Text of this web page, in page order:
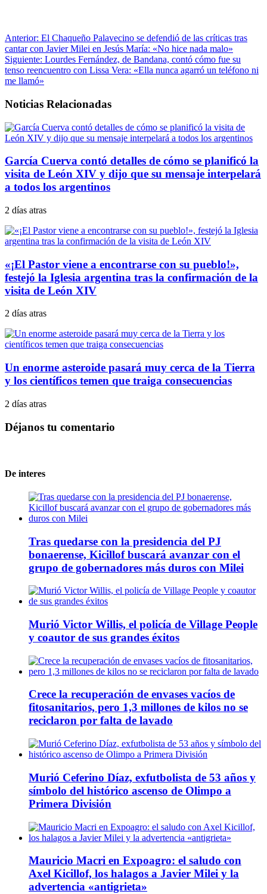
Anterior: El Chaqueño Palavecino se defendió de las críticas tras
cantar con Javier Milei en Jesús María: «No hice nada malo»
Siguiente: Lourdes Fernández, de Bandana, contó cómo fue su
tenso reencuentro con Lissa Vera: «Ella nunca agarró un teléfono ni
me llamó»
Noticias Relacionadas
García Cuerva contó detalles de cómo se planificó la
visita de León XIV y dijo que su mensaje interpelará
a todos los argentinos
2 días atras
«¡El Pastor viene a encontrarse con su pueblo!»,
festejó la Iglesia argentina tras la confirmación de la
visita de León XIV
2 días atras
Un enorme asteroide pasará muy cerca de la Tierra
y los científicos temen que traiga consecuencias
2 días atras
Déjanos tu comentario
De interes
Tras quedarse con la presidencia del PJ
bonaerense, Kicillof buscará avanzar con el
grupo de gobernadores más duros con Milei
Murió Victor Willis, el policía de Village People
y coautor de sus grandes éxitos
Crece la recuperación de envases vacíos de
fitosanitarios, pero 1,3 millones de kilos no se
reciclaron por falta de lavado
Murió Ceferino Díaz, exfutbolista de 53 años y
símbolo del histórico ascenso de Olimpo a
Primera División
Mauricio Macri en Expoagro: el saludo con
Axel Kicillof, los halagos a Javier Milei y la
advertencia «antigrieta»